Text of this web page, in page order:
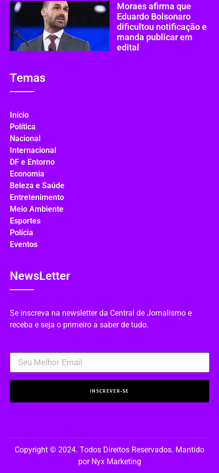
Moraes afirma que
Eduardo Bolsonaro
dificultou notificação e
manda publicar em
edital
Temas
Início
Política
Nacional
Internacional
DF e Entorno
Economia
Beleza e Saúde
Entretenimento
Meio Ambiente
Esportes
Polícia
Eventos
NewsLetter
Se inscreva na newsletter da Central de Jornalismo e
receba e seja o primeiro a saber de tudo.
INSCREVER-SE
Copyright © 2024. Todos Direitos Reservados. Mantido
por Nyx Marketing